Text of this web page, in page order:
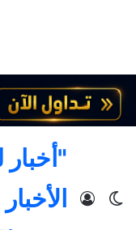
"أخبار
الوضع المظلم
تسجيل الدخول